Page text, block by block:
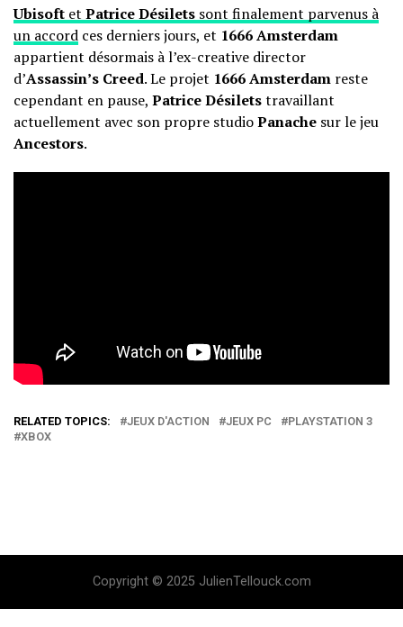
Ubisoft et Patrice Désilets sont finalement parvenus à
un accord ces derniers jours, et 1666 Amsterdam
appartient désormais à l’ex-creative director
d’Assassin’s Creed. Le projet 1666 Amsterdam reste
cependant en pause, Patrice Désiletstravaillant
actuellement avec son propre studioPanache sur le jeu
Ancestors.
RELATED TOPICS: JEUX D'ACTION JEUX PC
PLAYSTATION 3
XBOX
Copyright © 2025 JulienTellouck.com